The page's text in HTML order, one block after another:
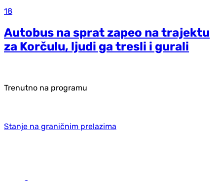
18
Autobus na sprat zapeo na trajektu
za Korčulu, ljudi ga tresli i gurali
Trenutno na programu
Stanje na graničnim prelazima